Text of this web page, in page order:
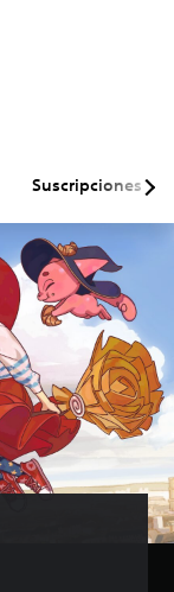
Suscripciones